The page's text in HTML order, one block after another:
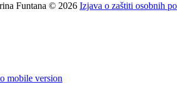
Funtana © 2026 Izjava o zaštiti osobnih
mobile version